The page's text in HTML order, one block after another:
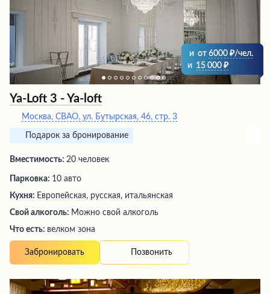
и от 6000
/чел.
и 15 000
Ya-Loft 3 - Ya-loft
Москва, СВАО, ул. Бутырская, 46, стр. 3
Подарок за бронирование
Вместимость: 20 человек
Парковка: 10 авто
Кухня: Европейская, русская, итальянская
Свой алкоголь: Можно свой алкоголь
Что есть: велком зона
Забронировать Позвонить